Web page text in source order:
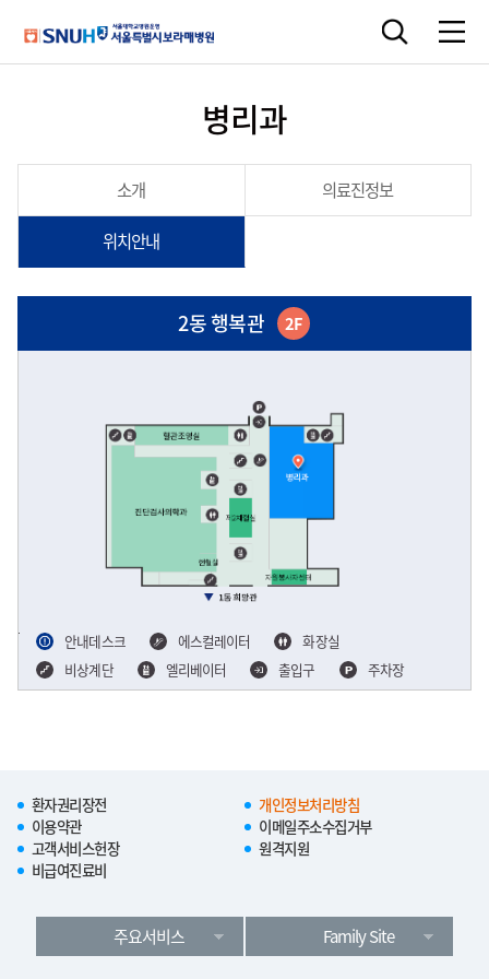
병리과
소개 의료진정보
위치안내
2동 행복관 2F
안내데스크 에스컬레이터
화장실
비상계단
엘리베이터 출입구 주차장
환자권리장전
개인정보처리방침
이용약관
이메일주소수집거부
고객서비스헌장
원격지원
비급여진료비
주요서비스 Family Site